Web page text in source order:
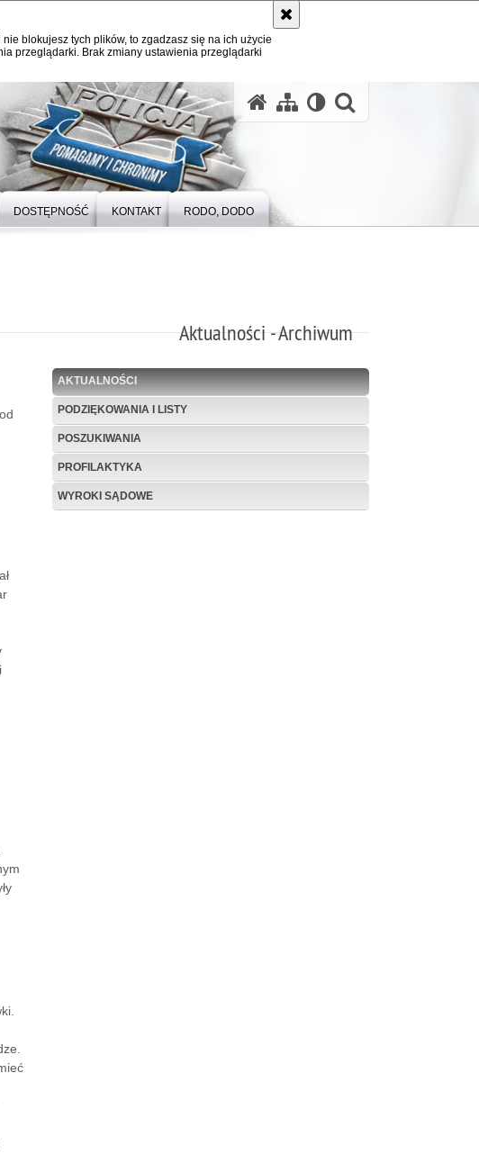
blokujesz tych plików, to zgadzasz się na ich użycie
przeglądarki. Brak zmiany ustawienia przeglądarki
DOSTĘPNOŚĆ KONTAKT RODO, DODO
Aktualności - Archiwum
AKTUALNOŚCI
PODZIĘKOWANIA I LISTY
POSZUKIWANIA
PROFILAKTYKA
WYROKI SĄDOWE